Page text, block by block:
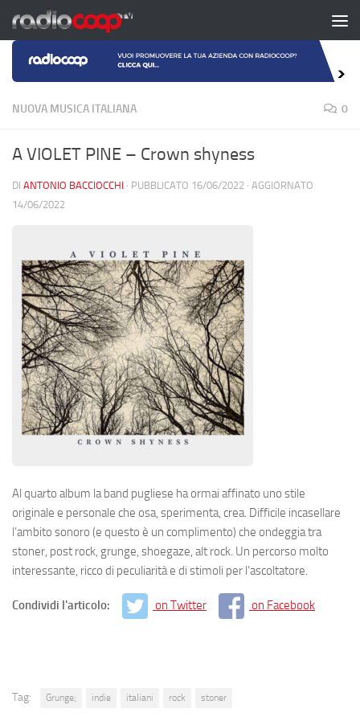
Salta al contenuto
NUOVA MUSICA ITALIANA 0
A VIOLET PINE – Crown shyness
DI ANTONIO BACCIOCCHI · PUBBLICATO 16/06/2022 · AGGIORNATO
14/06/2022
Al quarto album la band pugliese ha ormai affinato uno stile
originale e personale che osa, sperimenta, crea. Difficile incasellare
l’ambito sonoro (e questo è un complimento) che ondeggia tra
stoner, post rock, grunge, shoegaze, alt rock. Un percorso molto
interessante, ricco di peculiarità e di stimoli per l’ascoltatore.
Condividi l'articolo: on Twitter on Facebook
Tag: Grunge; indie italiani rock stoner